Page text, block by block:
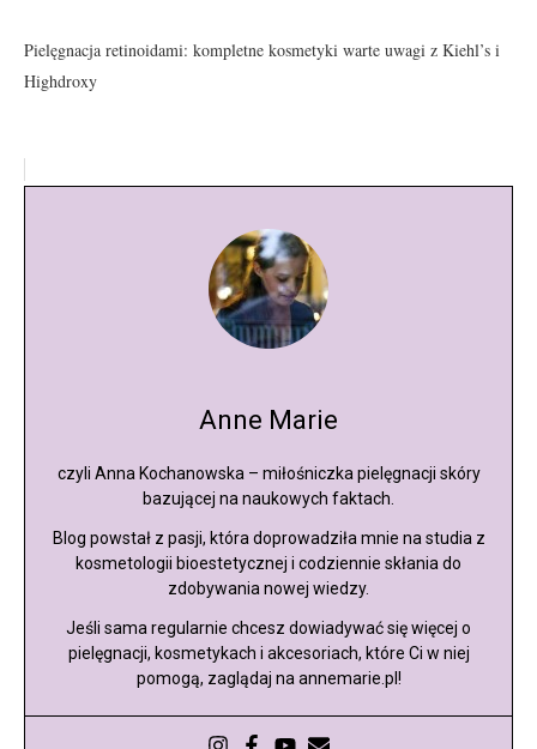
Pielęgnacja retinoidami: kompletne kosmetyki warte uwagi z Kiehl’s i
Highdroxy
Anne Marie
czyli Anna Kochanowska – miłośniczka pielęgnacji skóry
bazującej na naukowych faktach.
Blog powstał z pasji, która doprowadziła mnie na studia z
kosmetologii bioestetycznej i codziennie skłania do
zdobywania nowej wiedzy.
Jeśli sama regularnie chcesz dowiadywać się więcej o
pielęgnacji, kosmetykach i akcesoriach, które Ci w niej
pomogą, zaglądaj na annemarie.pl!